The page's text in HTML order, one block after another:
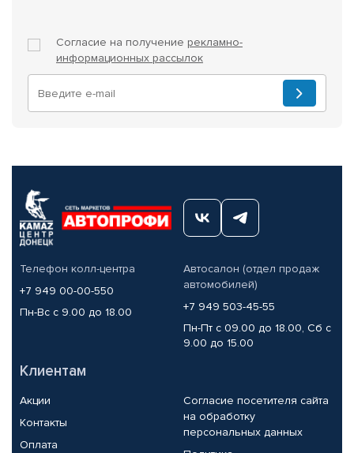
Согласие на получение рекламно-
информационных рассылок
Телефон колл-центра
+7 949 00-00-550
Пн-Вс с 9.00 до 18.00
Автосалон (отдел продаж
автомобилей)
+7 949 503-45-55
Пн-Пт с 09.00 до 18.00, Сб с
9.00 до 15.00
Клиентам
Акции
Контакты
Оплата
Согласие посетителя сайта
на обработку
персональных данных